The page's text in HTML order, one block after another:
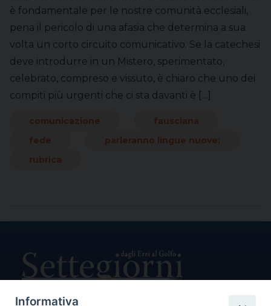
è fondamentale per le nostre comunità ecclesiali,
pena il pericolo di una afasia che determina a sua
volta un corto circuito comunicativo. Se la catechesi
deve introdurre in un Mistero, sperimentato,
celebrato, compreso e vissuto, è chiaro che uno dei
compiti più urgenti che ci sta davanti è […]
comunicazione
fausciana
fede
parleranno lingue nuove;
rubrica
Informativa